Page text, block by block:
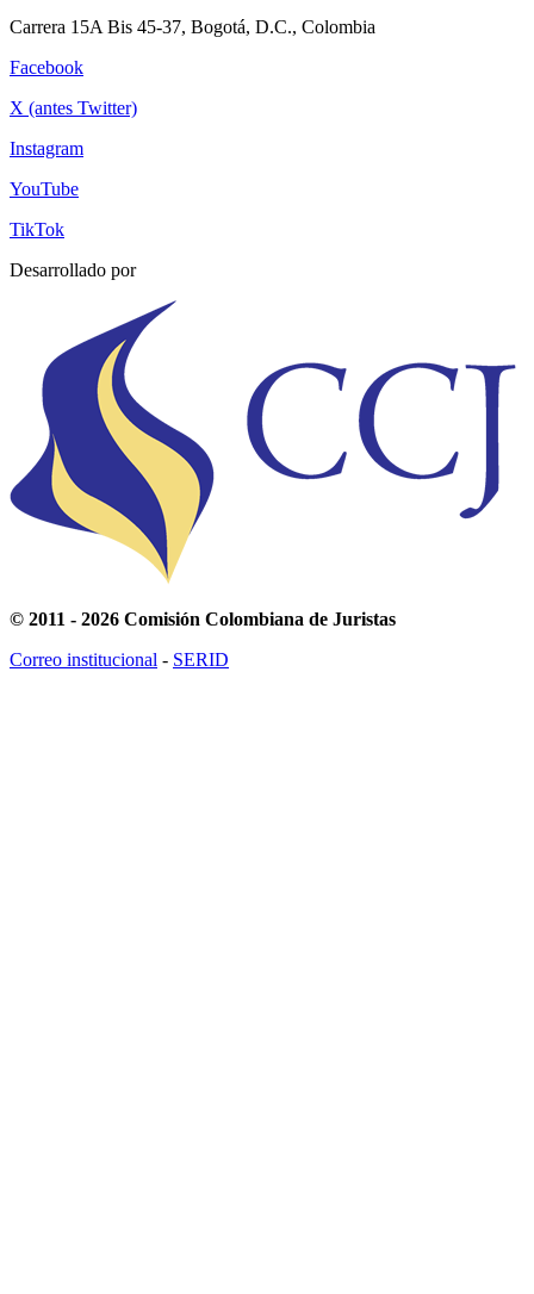
Carrera 15A Bis 45-37, Bogotá, D.C., Colombia
Facebook
X (antes Twitter)
Instagram
YouTube
TikTok
Desarrollado por
© 2011 - 2026 Comisión Colombiana de Juristas
Correo institucional - SERID